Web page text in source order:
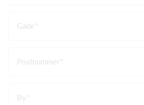
Gade
Postnummer
By